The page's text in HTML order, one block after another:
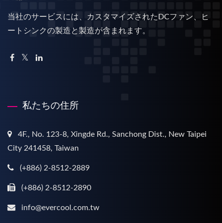
当社のサービスには、カスタマイズされたDCファン、ヒ
ートシンクの製造と製造が含まれます。
私たちの住所
4F., No. 123-8, Xingde Rd., Sanchong Dist., New Taipei
City 241458, Taiwan
(+886) 2-8512-2889
(+886) 2-8512-2890
info@evercool.com.tw